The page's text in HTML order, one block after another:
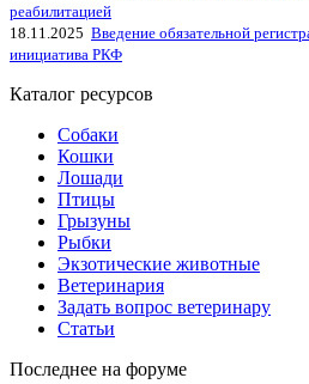
реабилитацией
18.11.2025 Введение обязательной
инициатива РКФ
Каталог ресурсов
Собаки
Кошки
Лошади
Птицы
Грызуны
Рыбки
Экзотические животные
Ветеринария
Задать вопрос ветеринару
Статьи
Последнее на форуме